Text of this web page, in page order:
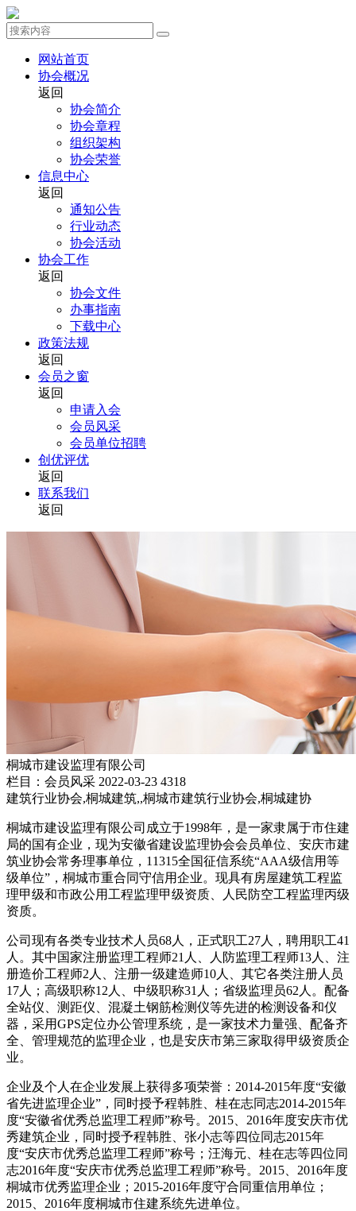
网站首页
协会概况
返回
协会简介
协会章程
组织架构
协会荣誉
信息中心
返回
通知公告
行业动态
协会活动
协会工作
返回
协会文件
办事指南
下载中心
政策法规
返回
会员之窗
返回
申请入会
会员风采
会员单位招聘
创优评优
返回
联系我们
返回
桐城市建设监理有限公司
栏目：会员风采 2022-03-23 4318
建筑行业协会,桐城建筑,,桐城市建筑行业协会,桐城建协
桐城市建设监理有限公司成立于1998年，是一家隶属于市住建
局的国有企业，现为安徽省建设监理协会会员单位、安庆市建
筑业协会常务理事单位，11315全国征信系统“AAA级信用等
级单位”，桐城市重合同守信用企业。现具有房屋建筑工程监
理甲级和市政公用工程监理甲级资质、人民防空工程监理丙级
资质。
公司现有各类专业技术人员68人，正式职工27人，聘用职工41
人。其中国家注册监理工程师21人、人防监理工程师13人、注
册造价工程师2人、注册一级建造师10人、其它各类注册人员
17人；高级职称12人、中级职称31人；省级监理员62人。配备
全站仪、测距仪、混凝土钢筋检测仪等先进的检测设备和仪
器，采用GPS定位办公管理系统，是一家技术力量强、配备齐
全、管理规范的监理企业，也是安庆市第三家取得甲级资质企
业。
企业及个人在企业发展上获得多项荣誉：2014-2015年度“安徽
省先进监理企业”，同时授予程韩胜、桂在志同志2014-2015年
度“安徽省优秀总监理工程师”称号。2015、2016年度安庆市优
秀建筑企业，同时授予程韩胜、张小志等四位同志2015年
度“安庆市优秀总监理工程师”称号；汪海元、桂在志等四位同
志2016年度“安庆市优秀总监理工程师”称号。2015、2016年度
桐城市优秀监理企业；2015-2016年度守合同重信用单位；
2015、2016年度桐城市住建系统先进单位。